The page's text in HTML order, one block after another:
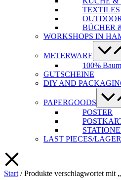
TEXTILES
BÜCHER
WORKSHOPS IN
METERWARE
Menü-
Schalter
100%
GUTSCHEINE
DIY AND
PAPERGOODS
Menü-
POSTER
LAST PIECES/
Start / Produkte verschlagwortet mit